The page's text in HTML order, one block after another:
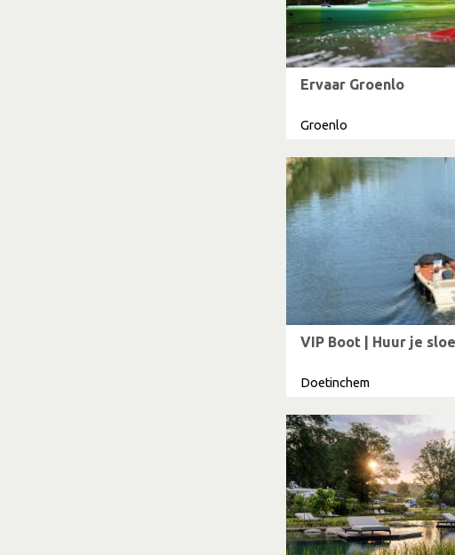
Ervaar Groenlo
Groenlo
VIP Boot | Huur je
Doetinchem